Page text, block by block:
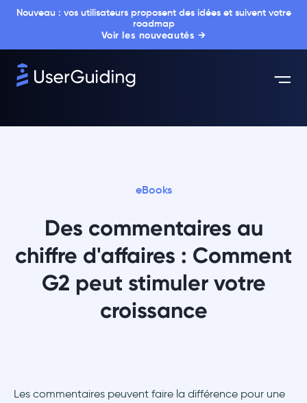
Nouveau : vos utilisateurs proposent des idées et suivent votre
roadmap
Voir les nouveautés →
eBooks
Des commentaires au
chiffre d'affaires : Comment
G2 peut stimuler votre
croissance
Les commentaires peuvent faire la différence pour une